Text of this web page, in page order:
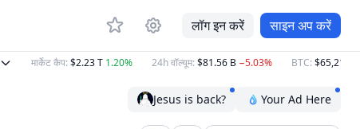
लॉग इन करें साइन अप करें
मार्केट कैप:$2.23 T 1.20% 24h वॉल्यूम:$81.56 B −5.03% BTC:$65,216.49
Jesus is back? Your Ad Here